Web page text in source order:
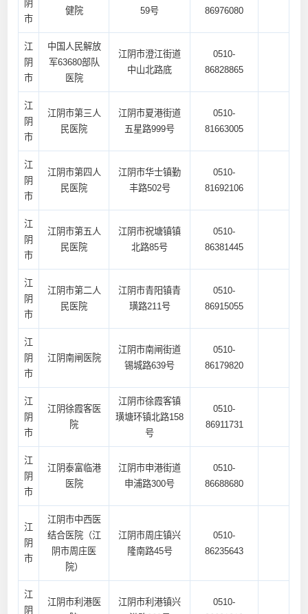
阴
市
健院
59号
86976080
江
阴
市
中国人民解放
军63680部队
医院
江阴市澄江街道
中山北路底
0510-
86828865
江
阴
市
江阴市第三人
民医院
江阴市夏港街道
五星路999号
0510-
81663005
江
阴
市
江阴市第四人
民医院
江阴市华士镇勤
丰路502号
0510-
81692106
江
阴
市
江阴市第五人
民医院
江阴市祝塘镇镇
北路85号
0510-
86381445
江
阴
市
江阴市第二人
民医院
江阴市青阳镇青
璜路211号
0510-
86915055
江
阴
市
江阴南闸医院
江阴市南闸街道
锡城路639号
0510-
86179820
江
阴
市
江阴徐霞客医
院
江阴市徐霞客镇
璜塘环镇北路158
号
0510-
86911731
江
阴
市
江阴泰富临港
医院
江阴市申港街道
申浦路300号
0510-
86688680
江
阴
市
江阴市中西医
结合医院（江
阴市周庄医
院）
江阴市周庄镇兴
隆南路45号
0510-
86235643
江
阴
江阴市利港医
江阴市利港镇兴
0510-